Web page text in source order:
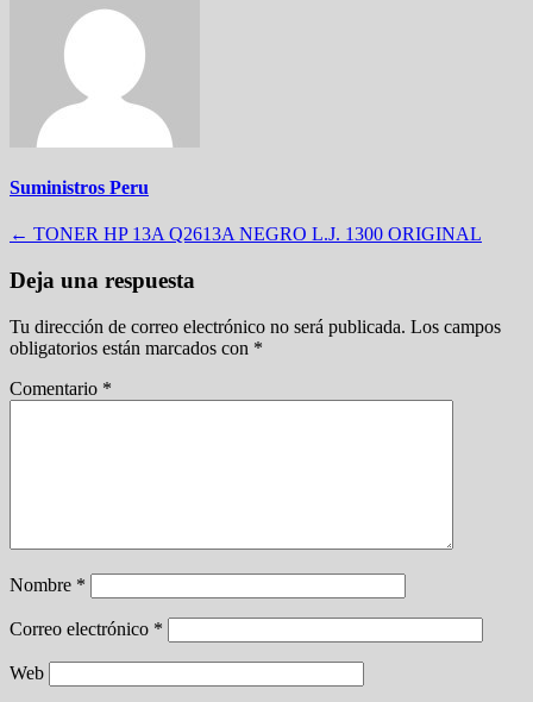
Suministros Peru
Navegación
de
entradas
← TONER HP 13A Q2613A NEGRO L.J. 1300 ORIGINAL
Deja una respuesta
Tu dirección de correo electrónico no será publicada. Los campos
obligatorios están marcados con *
Comentario *
Nombre *
Correo electrónico *
Web